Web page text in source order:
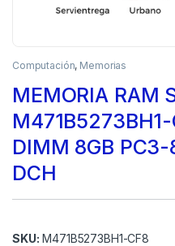
Computación, Memorias
MEMORIA RAM
DIMM 8GB
DCH
SKU: M471B5273BH1-CF8